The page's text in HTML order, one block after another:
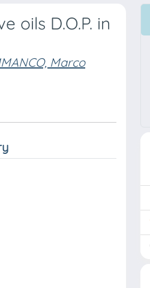
oils D.O.P. in
Marco